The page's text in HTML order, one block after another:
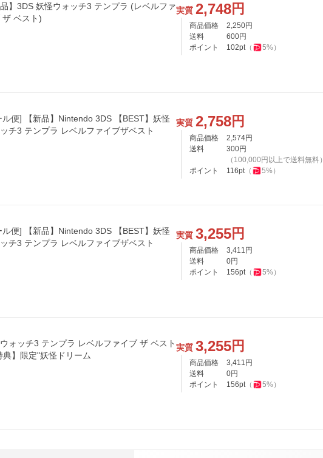
品】3DS 妖怪ウォッチ3 テンプラ (レベルファ
ザ ベスト)
実質 2,748円
商品価格 2,250円
送料
600円
ポイント
102pt（ 5%）
ル便] 【新品】Nintendo 3DS 【BEST】妖怪
チ3 テンプラ レベルファイブザベスト
実質 2,758円
商品価格 2,574円
送料
300円
（ 100,000 円以上で送料無料）
ポイント
116pt（ 5%）
ル便] 【新品】Nintendo 3DS 【BEST】妖怪
チ3 テンプラ レベルファイブザベスト
実質 3,255円
商品価格 3,411 円
送料
0円
ポイント
156pt（ 5%）
ォッチ3 テンプラ レベルファイブ ザ ベスト
典】限定"妖怪ドリーム
実質 3,255円
商品価格 3,411 円
送料
0円
ポイント
156pt（ 5%）